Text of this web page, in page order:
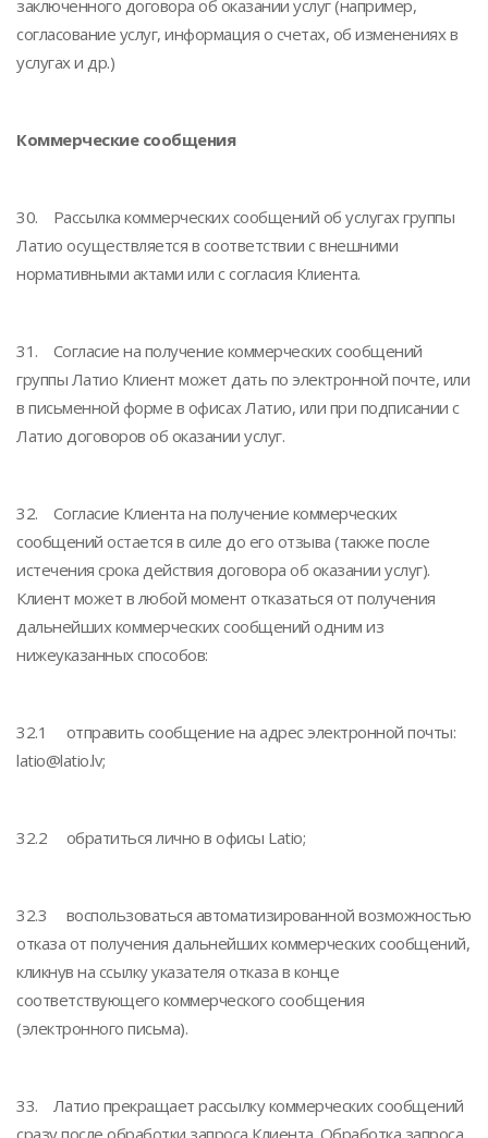
заключенного договора об оказании услуг (например,
согласование услуг, информация о счетах, об изменениях в
услугах и др.)
Коммерческие сообщения
30. Рассылка коммерческих сообщений об услугах группы
Латио осуществляется в соответствии с внешними
нормативными актами или с согласия Клиента.
31. Согласие на получение коммерческих сообщений
группы Латио Клиент может дать по электронной почте, или
в письменной форме в офисах Латио, или при подписании с
Латио договоров об оказании услуг.
32. Согласие Клиента на получение коммерческих
сообщений остается в силе до его отзыва (также после
истечения срока действия договора об оказании услуг).
Клиент может в любой момент отказаться от получения
дальнейших коммерческих сообщений одним из
нижеуказанных способов:
32.1 отправить сообщение на адрес электронной почты:
latio@latio.lv;
32.2 обратиться лично в офисы Latio;
32.3 воспользоваться автоматизированной возможностью
отказа от получения дальнейших коммерческих сообщений,
кликнув на ссылку указателя отказа в конце
соответствующего коммерческого сообщения
(электронного письма).
33. Латио прекращает рассылку коммерческих сообщений
сразу после обработки запроса Клиента. Обработка запроса